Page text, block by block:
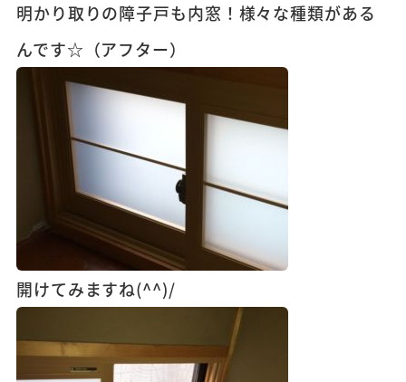
明かり取りの障子戸も内窓！様々な種類がある
んです☆（アフター）
開けてみますね(^^)/